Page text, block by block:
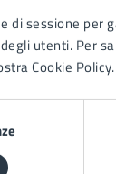
di sessione
utenti. Per
Cookie Policy.
le